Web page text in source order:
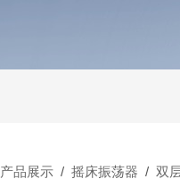
产品展示/ 摇床振荡器 / 双